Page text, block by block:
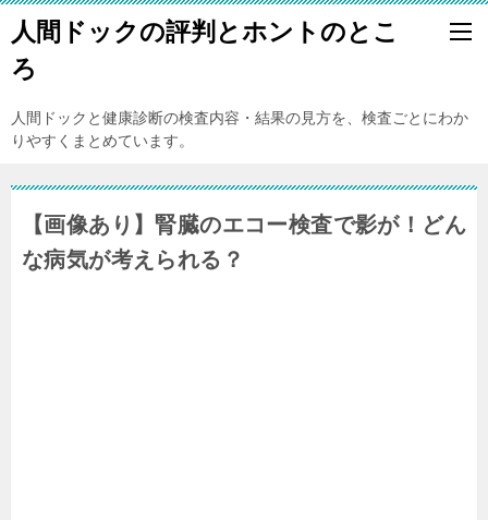
人間ドックの評判とホントのとこ
ろ
人間ドックと健康診断の検査内容・結果の見方を、検査ごとにわか
りやすくまとめています。
【画像あり】腎臓のエコー検査で影が！どん
な病気が考えられる？